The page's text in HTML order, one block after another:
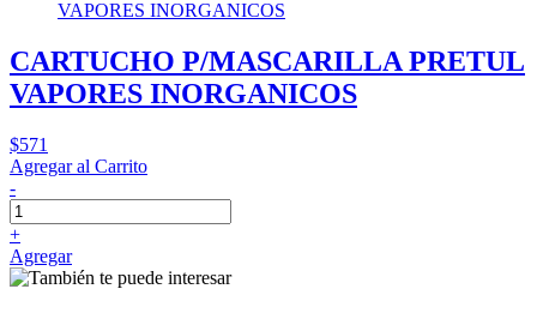
CARTUCHO P/MASCARILLA PRETUL
VAPORES INORGANICOS
$571
Agregar al Carrito
-
+
Agregar